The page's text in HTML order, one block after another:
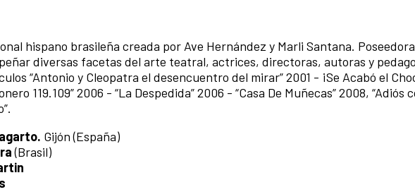
hispano brasileña creada por Ave Hernández y Marli Santana.
diversas facetas del arte teatral, actrices, directoras, autoras y
“Antonio y Cleopatra el desencuentro del mirar” 2001 - ¡Se Acabó el
119.109” 2006 - “La Despedida” 2006 - “Casa De Muñecas” 2008, “Adiós
. Gijón (España)
(Brasil)